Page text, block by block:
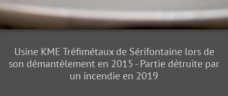
Usine KME Tréfimétaux de Sérifontaine lors de
son démantèlement en 2015 - Partie détruite par
un incendie en 2019